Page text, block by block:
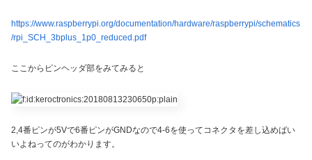
https://www.raspberrypi.org/documentation/hardware/raspberrypi/schematics
/rpi_SCH_3bplus_1p0_reduced.pdf
ここからピンヘッダ部をみてみると
2,4番ピンが5Vで6番ピンがGNDなので4-6を使ってコネクタを差し込めばい
いよねってのがわかります。